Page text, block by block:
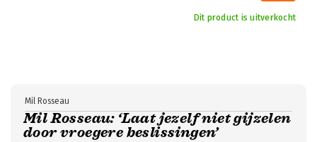
Dit product is uitverkocht
Mil Rosseau: ‘Laat jezelf niet gijzelen
door vroegere beslissingen’
Mil Rosseau